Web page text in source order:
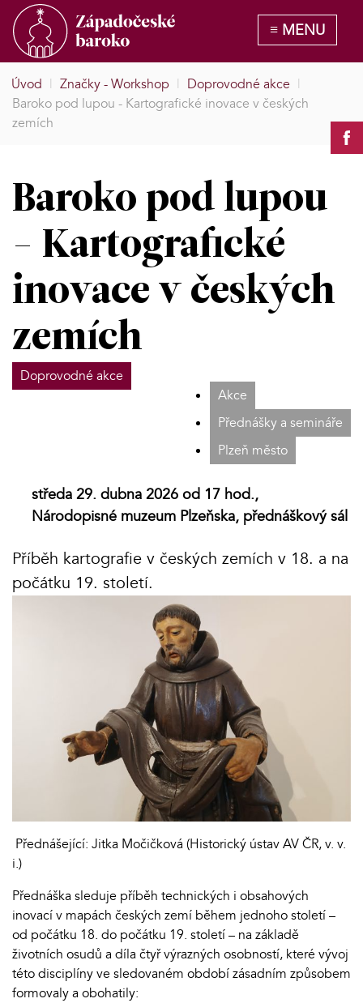
Úvod | Značky - Workshop | Doprovodné akce |
Baroko pod lupou - Kartografické inovace v českých
zemích
Baroko pod lupou
- Kartografické
inovace v českých
zemích
Doprovodné akce
Akce
Přednášky a semináře
Plzeň město
středa 29. dubna 2026 od 17 hod.,
Národopisné muzeum Plzeňska, přednáškový sál
Příběh kartografie v českých zemích v 18. a na
počátku 19. století.
Přednášející: Jitka Močičková (Historický ústav AV ČR, v. v.
i.)
Přednáška sleduje příběh technických i obsahových
inovací v mapách českých zemí během jednoho století –
od počátku 18. do počátku 19. století – na základě
životních osudů a díla čtyř výrazných osobností, které vývoj
této disciplíny ve sledovaném období zásadním způsobem
formovaly a obohatily: